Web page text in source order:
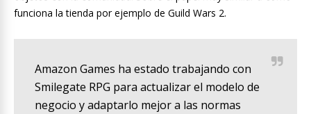
funciona la tienda por ejemplo de Guild Wars 2.
Amazon Games ha estado trabajando con
Smilegate RPG para actualizar el modelo de
negocio y adaptarlo mejor a las normas